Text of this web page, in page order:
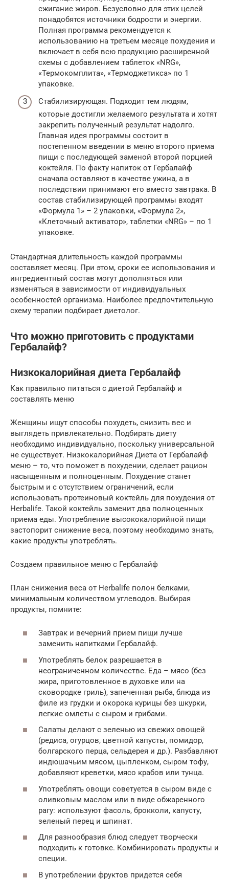
сжигание жиров. Безусловно для этих целей
понадобятся источники бодрости и энергии.
Полная программа рекомендуется к
использованию на третьем месяце похудения и
включает в себя всю продукцию расширенной
схемы с добавлением таблеток «NRG»,
«Термокомплита», «Термоджетикса» по 1
упаковке.
Стабилизирующая. Подходит тем людям,
которые достигли желаемого результата и хотят
закрепить полученный результат надолго.
Главная идея программы состоит в
постепенном введении в меню второго приема
пищи с последующей заменой второй порцией
коктейля. По факту напиток от Гербалайф
сначала оставляют в качестве ужина, а в
последствии принимают его вместо завтрака. В
состав стабилизирующей программы входят
«Формула 1» – 2 упаковки, «Формула 2»,
«Клеточный активатор», таблетки «NRG» – по 1
упаковке.
Стандартная длительность каждой программы
составляет месяц. При этом, сроки ее использования и
ингредиентный состав могут дополняться или
изменяться в зависимости от индивидуальных
особенностей организма. Наиболее предпочтительную
схему терапии подбирает диетолог.
Что можно приготовить с продуктами
Гербалайф?
Низкокалорийная диета Гербалайф
Как правильно питаться с диетой Гербалайф и
составлять меню
Женщины ищут способы похудеть, снизить вес и
выглядеть привлекательно. Подбирать диету
необходимо индивидуально, поскольку универсальной
не существует. Низкокалорийная Диета от Гербалайф
меню – то, что поможет в похудении, сделает рацион
насыщенным и полноценным. Похудение станет
быстрым и с отсутствием ограничений, если
использовать протеиновый коктейль для похудения от
Herbalife. Такой коктейль заменит два полноценных
приема еды. Употребление высококалорийной пищи
застопорит снижение веса, поэтому необходимо знать,
какие продукты употреблять.
Создаем правильное меню с Гербалайф
План снижения веса от Herbalife полон белками,
минимальным количеством углеводов. Выбирая
продукты, помните:
Завтрак и вечерний прием пищи лучше
заменить напитками Гербалайф.
Употреблять белок разрешается в
неограниченном количестве. Еда – мясо (без
жира, приготовленное в духовке или на
сковородке гриль), запеченная рыба, блюда из
филе из грудки и окорока курицы без шкурки,
легкие омлеты с сыром и грибами.
Салаты делают с зеленью из свежих овощей
(редиса, огурцов, цветной капусты, помидор,
болгарского перца, сельдерея и др.). Разбавляют
индюшачьим мясом, цыпленком, сыром тофу,
добавляют креветки, мясо крабов или тунца.
Употреблять овощи советуется в сыром виде с
оливковым маслом или в виде обжаренного
рагу: используют фасоль, брокколи, капусту,
зеленый перец и шпинат.
Для разнообразия блюд следует творчески
подходить к готовке. Комбинировать продукты и
специи.
В употреблении фруктов придется себя